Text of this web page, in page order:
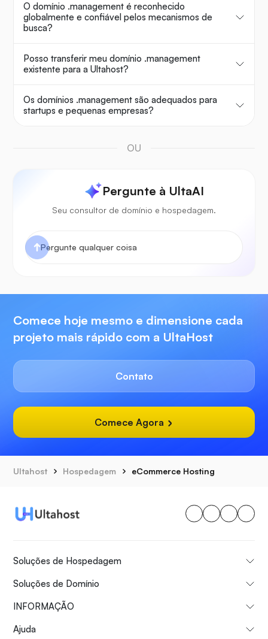
O domínio .management é reconhecido
globalmente e confiável pelos mecanismos de
busca?
Posso transferir meu domínio .management
existente para a Ultahost?
Os domínios .management são adequados para
startups e pequenas empresas?
OU
Pergunte à UltaAI
Seu consultor de domínio e hospedagem.
Comece hoje mesmo e dimensione cada
projeto mais rápido com a UltaHost
Contato
Comece Agora
Ultahost Hospedagem eCommerce Hosting
Soluções de Hospedagem
Soluções de Domínio
INFORMAÇÃO
Ajuda